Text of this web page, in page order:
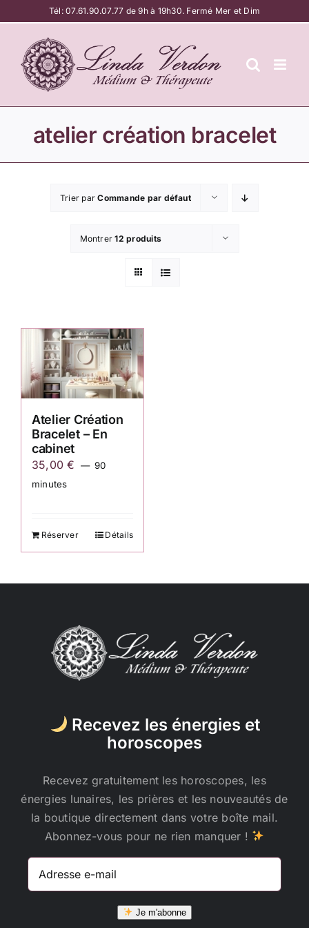
au
contenu
Tél:07.61.90.07.77 de 9h à 19h30. Fermé Mer et Dim
atelier création bracelet
Trier parCommande par défaut
Montrer12 produits
Atelier Création
Bracelet – En
cabinet
35,00€
90
minutes
Réserver Détails
Recevez les énergies et
horoscopes
Recevez gratuitement les horoscopes, les
énergies lunaires, les prières et les nouveautés de
la boutique directement dans votre boîte mail.
Abonnez-vous pour ne rien manquer !
Adresse
Je m'abonne